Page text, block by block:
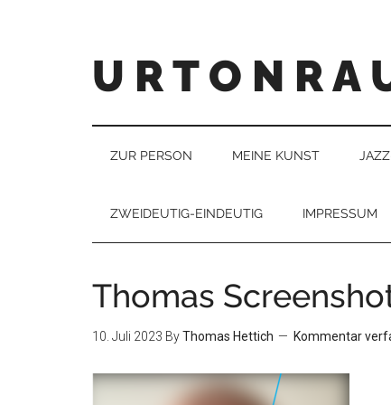
U R T O N R A
ZUR PERSON MEINE KUNST
ZWEIDEUTIG-EINDEUTIG IMPRESSUM
Thomas
10. Juli 2023 ByThomas Hettich Kommentar